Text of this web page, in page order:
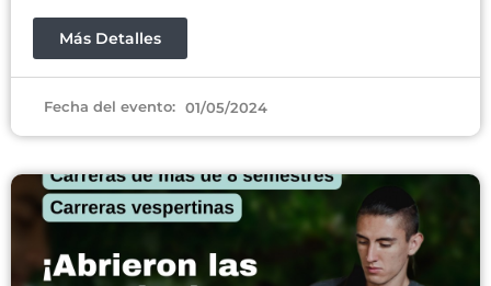
Más Detalles
Fecha del evento: 01/05/2024